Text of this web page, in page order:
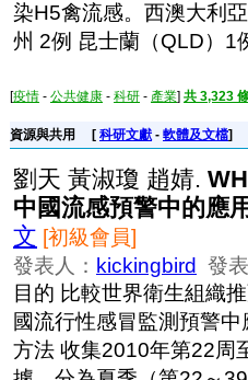
染H5禽流感。西澳大利
州 2例 昆士蘭（QLD）1
[疫情 - 公共健康 - 科研 - 產業] 共 3,323
資源與共用 [ 科研文獻 - 軟體及文檔]
劉天 黃淑瓊 趙婧.
中國流感預警中的應
文 [初級會員]
發表人： kickingbird 發
目的 比較世界衛生組織
國流行性感冒監測預警
方法 收集2010年第22周